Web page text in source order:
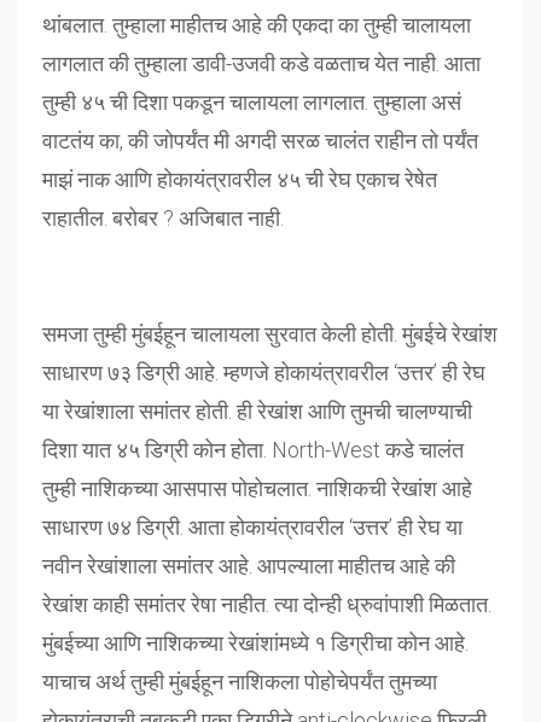
थांबलात. तुम्हाला माहीतच आहे की एकदा का तुम्ही चालायला
लागलात की तुम्हाला डावी-उजवी कडे वळताच येत नाही. आता
तुम्ही ४५ ची दिशा पकडून चालायला लागलात. तुम्हाला असं
वाटतंय का, की जोपर्यंत मी अगदी सरळ चालंत राहीन तो पर्यंत
माझं नाक आणि होकायंत्रावरील ४५ ची रेघ एकाच रेषेत
राहातील. बरोबर ? अजिबात नाही.
समजा तुम्ही मुंबईहून चालायला सुरवात केली होती. मुंबईचे रेखांश
साधारण ७३ डिग्री आहे. म्हणजे होकायंत्रावरील ‘उत्तर’ ही रेघ
या रेखांशाला समांतर होती. ही रेखांश आणि तुमची चालण्याची
दिशा यात ४५ डिग्री कोन होता. North-West कडे चालंत
तुम्ही नाशिकच्या आसपास पोहोचलात. नाशिकची रेखांश आहे
साधारण ७४ डिग्री. आता होकायंत्रावरील ‘उत्तर’ ही रेघ या
नवीन रेखांशाला समांतर आहे. आपल्याला माहीतच आहे की
रेखांश काही समांतर रेषा नाहीत. त्या दोन्ही ध्रुवांपाशी मिळतात.
मुंबईच्या आणि नाशिकच्या रेखांशांमध्ये १ डिग्रीचा कोन आहे.
याचाच अर्थ तुम्ही मुंबईहून नाशिकला पोहोचेपर्यंत तुमच्या